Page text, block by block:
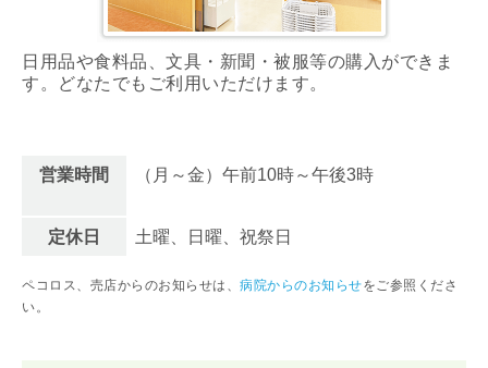
日用品や食料品、文具・新聞・被服等の購入ができま
す。どなたでもご利用いただけます。
営業時間 （月～金）午前10時～午後3時
定休日 土曜、日曜、祝祭日
ペコロス、売店からのお知らせは、 病院からのお知らせをご参照くださ
い。